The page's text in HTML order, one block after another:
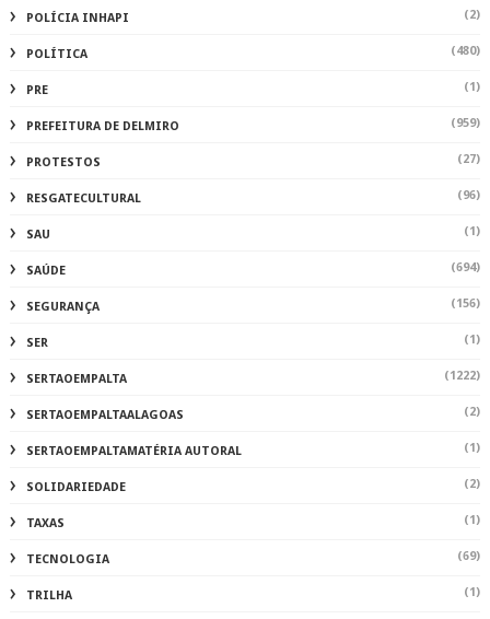
POLÍCIA INHAPI (2)
POLÍTICA (480)
PRE (1)
PREFEITURA DE DELMIRO (959)
PROTESTOS (27)
RESGATECULTURAL (96)
SAU (1)
SAÚDE (694)
SEGURANÇA (156)
SER (1)
SERTAOEMPALTA (1222)
SERTAOEMPALTAALAGOAS (2)
SERTAOEMPALTAMATÉRIA AUTORAL (1)
SOLIDARIEDADE (2)
TAXAS (1)
TECNOLOGIA (69)
TRILHA (1)